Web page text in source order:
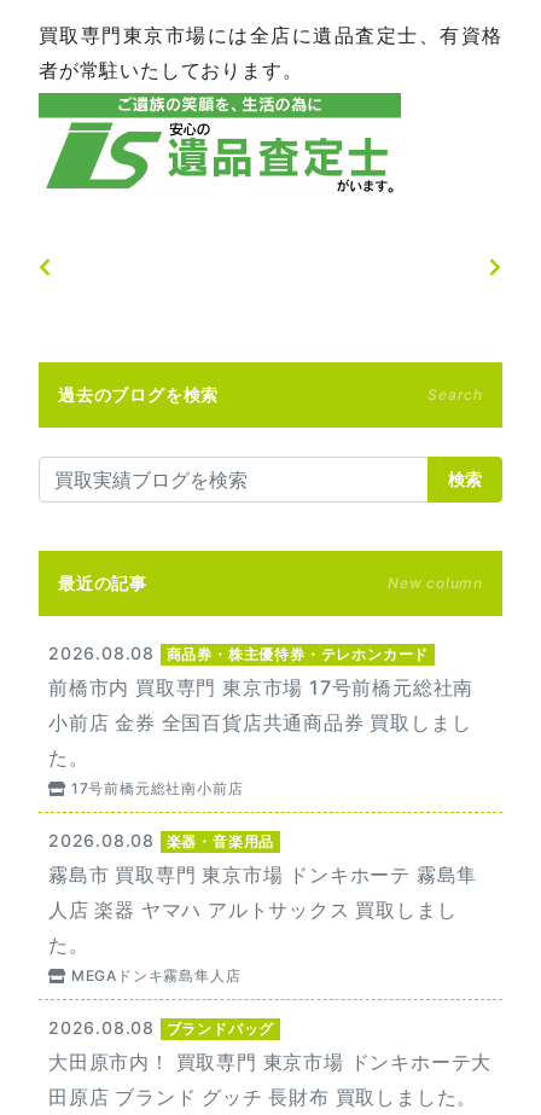
買取専門東京市場には全店に遺品査定士、有資格
者が常駐いたしております。
過去のブログを検索 Search
検索
最近の記事 New column
2026.08.08 商品券・株主優待券・テレホンカード
前橋市内 買取専門 東京市場 17号前橋元総社南
小前店 金券 全国百貨店共通商品券 買取しまし
た。
17号前橋元総社南小前店
2026.08.08 楽器・音楽用品
霧島市 買取専門 東京市場 ドンキホーテ 霧島隼
人店 楽器 ヤマハ アルトサックス 買取しまし
た。
MEGAドンキ霧島隼人店
2026.08.08 ブランドバッグ
大田原市内！ 買取専門 東京市場 ドンキホーテ大
田原店 ブランド グッチ 長財布 買取しました。